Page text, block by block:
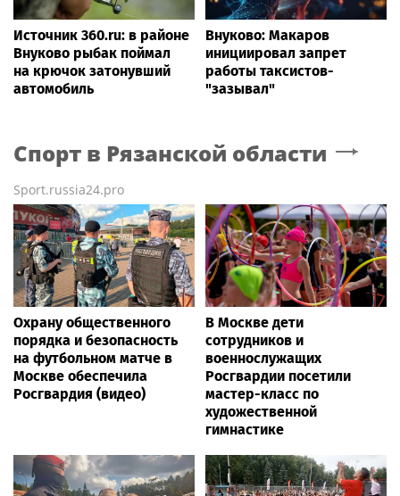
Источник 360.ru: в районе
Внуково рыбак поймал
на крючок затонувший
автомобиль
Внуково: Макаров
инициировал запрет
работы таксистов-
"зазывал"
Спорт в Рязанской области
Sport.russia24.pro
Охрану общественного
порядка и безопасность
на футбольном матче в
Москве обеспечила
Росгвардия (видео)
В Москве дети
сотрудников и
военнослужащих
Росгвардии посетили
мастер-класс по
художественной
гимнастике